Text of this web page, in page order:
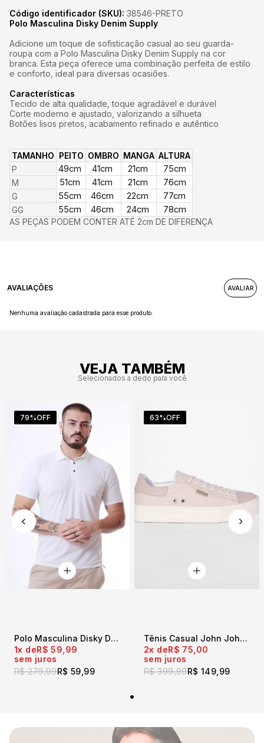
Código identificador (SKU): 38546-PRETO
Polo Masculina Disky Denim Supply
Adicione um toque de sofisticação casual ao seu guarda-
roupa com a Polo Masculina Disky Denim Supply na cor
branca. Esta peça oferece uma combinação perfeita de estilo
e conforto, ideal para diversas ocasiões.
Características
Tecido de alta qualidade, toque agradável e durável
Corte moderno e ajustado, valorizando a silhueta
Botões lisos pretos, acabamento refinado e autêntico
TAMANHO PEITO OMBRO MANGA ALTURA
P
49cm 41cm 21cm 75cm
M 51cm 41cm 21cm 76cm
G 55cm 46cm 22cm 77cm
GG 55cm 46cm 24cm 78cm
AS PEÇAS PODEM CONTER ATÉ 2cm DE DIFERENÇA
AVALIAÇÕES
Nenhuma avaliação cadastrada para esse produto.
VEJA TAMBÉM
Selecionados a dedo para você
79%OFF
Polo Masculina Disky Denim Supply Branco
R$ 279,99R$ 59,99
1x
R$ 59,99
sem juros
63%OFF
Tênis Casual John John Areia
R$ 399,99R$ 149,99
2x
R$ 75,00
sem juros